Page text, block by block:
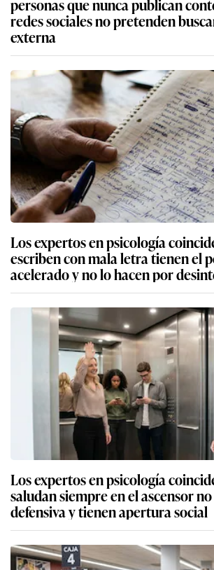
personas que nunca publican
redes sociales no pretenden
externa
Los expertos en psicología
escriben con mala letra tienen el
acelerado y no lo hacen por
Los expertos en psicología
saludan siempre en el ascensor
defensiva y tienen apertura social